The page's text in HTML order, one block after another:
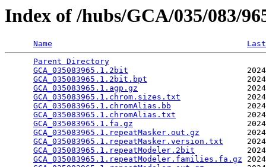
Index of /hubs/GCA/035/083/
Name
Parent Directory
GCA_035083965.1.2bit
GCA_035083965.1.2bit.bpt
GCA_035083965.1.agp.gz
GCA_035083965.1.chrom.sizes.txt
GCA_035083965.1.chromAlias.bb
GCA_035083965.1.chromAlias.txt
GCA_035083965.1.fa.gz
GCA_035083965.1.repeatMasker.out.gz
GCA_035083965.1.repeatMasker.version.txt
GCA_035083965.1.repeatModeler.2bit
GCA_035083965.1.repeatModeler.families.fa.gz